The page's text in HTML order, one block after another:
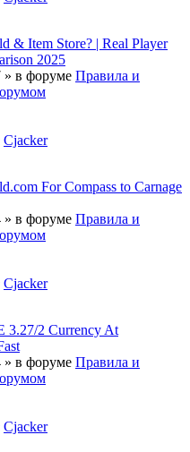
& Item Store? | Real Player
2025
» в форуме Правила и
Cjacker
For Compass to Carnage
» в форуме Правила и
Cjacker
3.27/2 Currency At
» в форуме Правила и
Cjacker